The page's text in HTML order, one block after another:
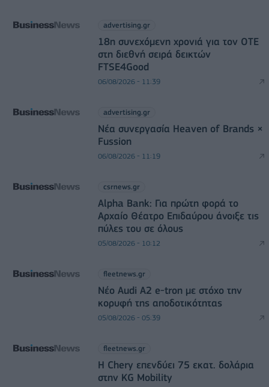
advertising.gr
18η συνεχόμενη χρονιά για τον ΟΤΕ
στη διεθνή σειρά δεικτών
FTSE4Good
06/08/2026 - 11:39
advertising.gr
Νέα συνεργασία Heaven of Brands ×
Fussion
06/08/2026 - 11:19
csrnews.gr
Alpha Bank: Για πρώτη φορά το
Αρχαίο Θέατρο Επιδαύρου άνοιξε τις
πύλες του σε όλους
05/08/2026 - 10:12
fleetnews.gr
Νέο Audi A2 e-tron με στόχο την
κορυφή της αποδοτικότητας
05/08/2026 - 05:39
fleetnews.gr
Η Chery επενδύει 75 εκατ. δολάρια
στην KG Mobility